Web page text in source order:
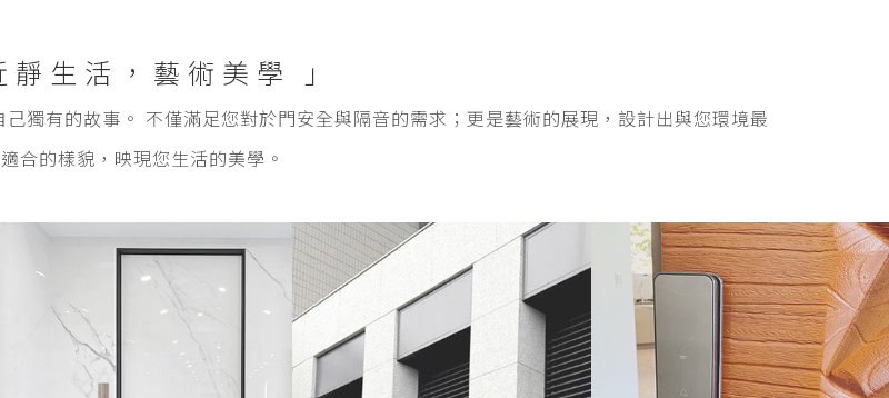
靜生活，藝術美學 」
獨有的故事。 不僅滿足您對於門安全與隔音的需求；更是藝術的展現，設計出與您環境最
適合的樣貌，映現您生活的美學。